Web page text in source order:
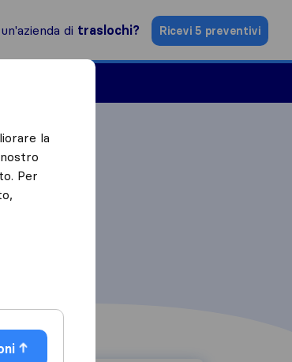
di traslochi? Ricevi 5 preventivi
la
Per